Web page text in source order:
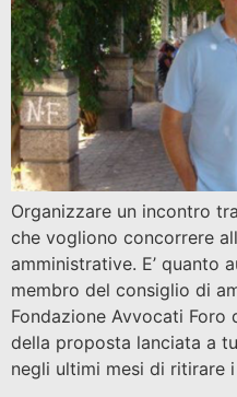
Organizzare un incontro
che vogliono concorrere
amministrative. E’ quanto
membro del consiglio di
Fondazione Avvocati Foro
della proposta lanciata a
negli ultimi mesi di